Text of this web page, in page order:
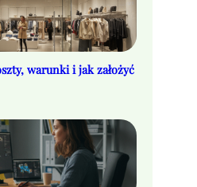
warunki i jak założyć